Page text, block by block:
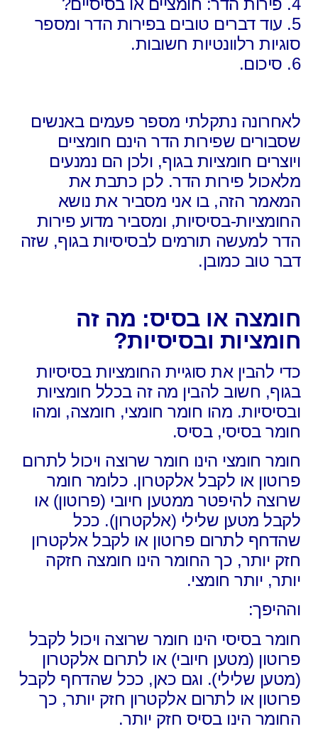
5. עוד דברים טובים בפירות הדר ומספר
סוגיות רלוונטיות חשובות.
6. סיכום.
לאחרונה נתקלתי מספר פעמים באנשים
שסבורים שפירות הדר הינם חומציים
ויוצרים חומציות בגוף, ולכן הם נמנעים
מלאכול פירות הדר. לכן כתבת את
המאמר הזה, בו אני מסביר את נושא
החומציות-בסיסיות, ומסביר מדוע פירות
הדר למעשה תורמים לבסיסיות בגוף, שזה
דבר טוב כמובן.
חומצה או בסיס: מה זה
חומציות ובסיסיות?
כדי להבין את סוגיית החומציות בסיסיות
בגוף, חשוב להבין מה זה בכלל חומציות
ובסיסיות. מהו חומר חומצי, חומצה, ומהו
חומר בסיסי, בסיס.
חומר חומצי הינו חומר שרוצה ויכול לתרום
פרוטון או לקבל אלקטרון. כלומר חומר
שרוצה להיפטר ממטען חיובי (פרוטון) או
לקבל מטען שלילי (אלקטרון). ככל
שהדחף לתרום פרוטון או לקבל אלקטרון
חזק יותר, כך החומר הינו חומצה חזקה
יותר, יותר חומצי.
וההיפך:
חומר בסיסי הינו חומר שרוצה ויכול לקבל
פרוטון (מטען חיובי) או לתרום אלקטרון
(מטען שלילי). וגם כאן, ככל שהדחף לקבל
פרוטון או לתרום אלקטרון חזק יותר, כך
החומר הינו בסיס חזק יותר.